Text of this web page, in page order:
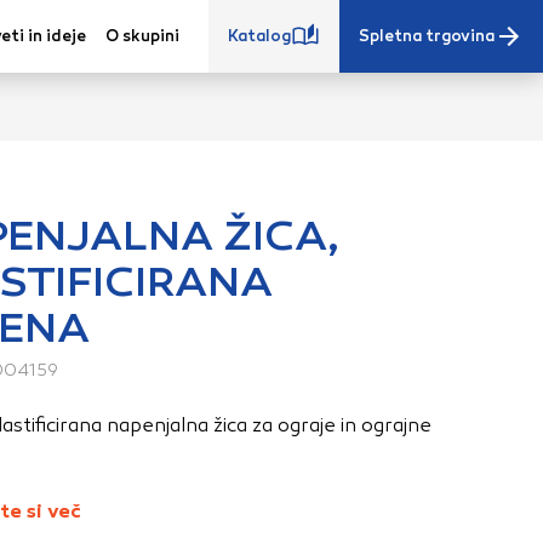
in ideje O skupini Katalog Spletna trgovina
ŽICA,
napenjalna žica za ograje in ograjne
si več
vašega
vaše nastavitve,
Te
bolj
Klikajte
Blokiranje